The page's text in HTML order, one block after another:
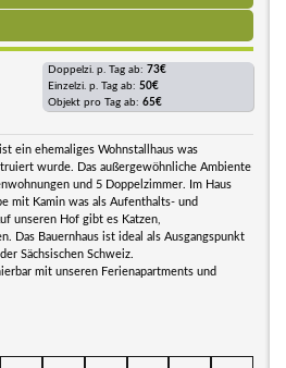
Doppelzi. p. Tag ab: 73€
Einzelzi. p. Tag ab: 50€
Objekt pro Tag ab: 65€
ein ehemaliges Wohnstallhaus was
wurde. Das außergewöhnliche Ambiente
und 5 Doppelzimmer. Im Haus
mit Kamin was als Aufenthalts- und
unseren Hof gibt es Katzen,
Das Bauernhaus ist ideal als Ausgangspunkt
Sächsischen Schweiz.
mit unseren Ferienapartments und